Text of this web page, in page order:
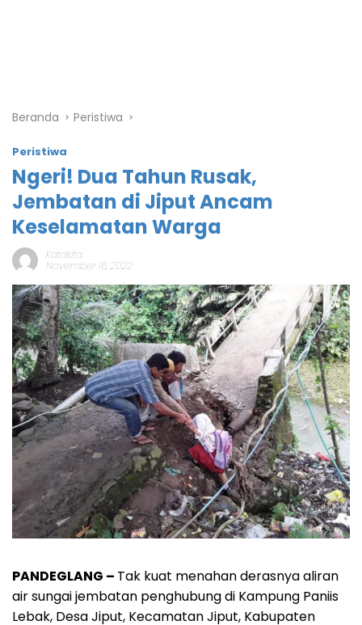
Beranda Peristiwa
Peristiwa
Ngeri! Dua Tahun Rusak,
Jembatan di Jiput Ancam
Keselamatan Warga
Katakita
November 16, 2022
PANDEGLANG – Tak kuat menahan derasnya aliran
air sungai jembatan penghubung di Kampung Paniis
Lebak, Desa Jiput, Kecamatan Jiput, Kabupaten